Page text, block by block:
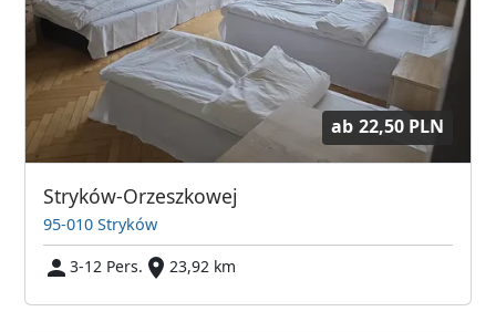
ab 22,50 PLN
Stryków-Orzeszkowej
95-010 Stryków
3-12 Pers.
23,92 km